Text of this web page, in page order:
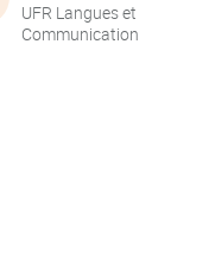
UFR Langues et
Communication